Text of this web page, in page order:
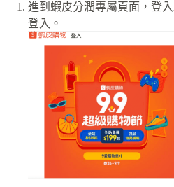
進到蝦皮分潤專屬頁面，登
登入。